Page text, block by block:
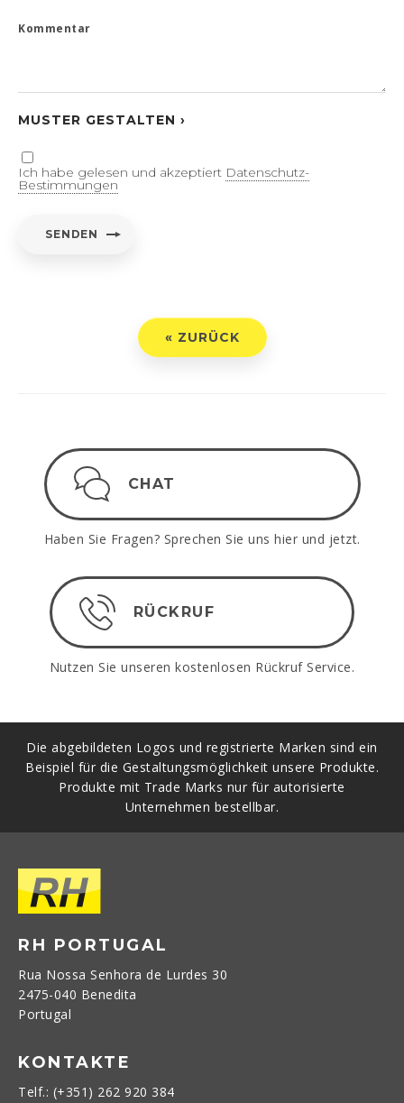
Kommentar
MUSTER GESTALTEN ›
Ich habe gelesen und akzeptiert Datenschutz-
Bestimmungen
SENDEN
« ZURÜCK
CHAT
Haben Sie Fragen? Sprechen Sie uns hier und jetzt.
RÜCKRUF
Nutzen Sie unseren kostenlosen Rückruf Service.
Die abgebildeten Logos und registrierte Marken sind ein
Beispiel für die Gestaltungsmöglichkeit unsere Produkte.
Produkte mit Trade Marks nur für autorisierte
Unternehmen bestellbar.
RH PORTUGAL
Rua Nossa Senhora de Lurdes 30
2475-040 Benedita
Portugal
KONTAKTE
Telf.: (+351) 262 920 384